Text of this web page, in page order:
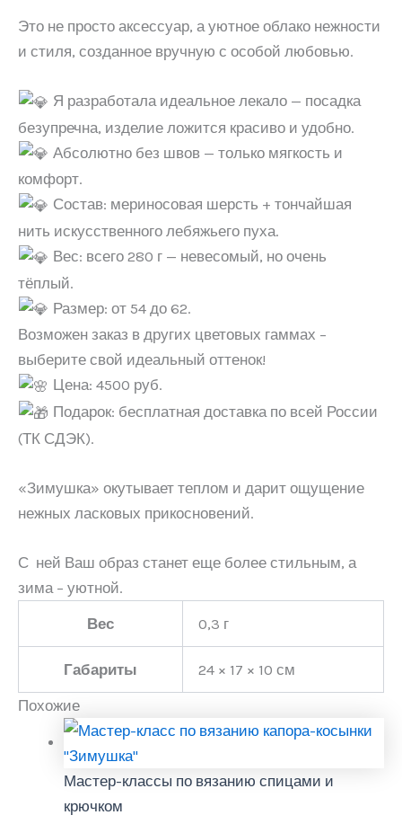
Это не просто аксессуар, а уютное облако нежности
и стиля, созданное вручную с особой любовью.
Я разработала идеальное лекало — посадка
безупречна, изделие ложится красиво и удобно.
Абсолютно без швов — только мягкость и
комфорт.
Состав: мериносовая шерсть + тончайшая
нить искусственного лебяжьего пуха.
Вес: всего 280 г — невесомый, но очень
тёплый.
Размер: от 54 до 62.
Возможен заказ в других цветовых гаммах –
выберите свой идеальный оттенок!
Цена: 4500 руб.
Подарок: бесплатная доставка по всей России
(ТК СДЭК).
«Зимушка» окутывает теплом и дарит ощущение
нежных ласковых прикосновений.
С ней Ваш образ станет еще более стильным, а
зима – уютной.
Вес
0,3 г
Габариты
24 × 17 × 10 см
Похожие
Мастер-классы по вязанию спицами и
крючком